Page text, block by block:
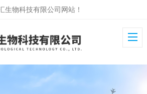
生物科技有限公司网站！